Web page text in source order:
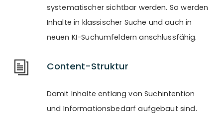
systematischer sichtbar werden. So werden
Inhalte in klassischer Suche und auch in
neuen KI-Suchumfeldern anschlussfähig.
Content-Struktur
Damit Inhalte entlang von Suchintention
und Informationsbedarf aufgebaut sind.